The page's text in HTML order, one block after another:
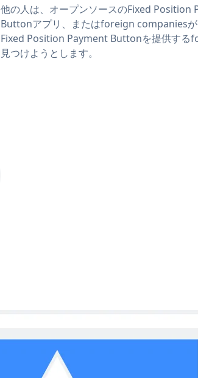
他の人は、オープンソースのFixed Position
Buttonアプリ、またはforeign companies
Fixed Position Payment Buttonを提供する
見つけようとします。